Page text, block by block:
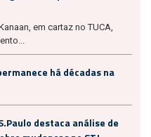
em cartaz no TUCA,
há décadas na
destaca análise de